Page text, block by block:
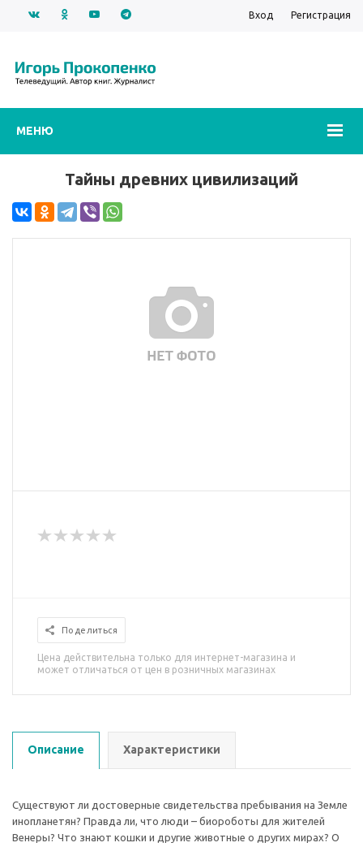
Вход Регистрация
МЕНЮ
Тайны древних цивилизаций
Поделиться
Цена действительна только для интернет-магазина и
может отличаться от цен в розничных магазинах
Описание Характеристики
Существуют ли достоверные свидетельства пребывания на Земле
инопланетян? Правда ли, что люди – биороботы для жителей
Венеры? Что знают кошки и другие животные о других мирах? О